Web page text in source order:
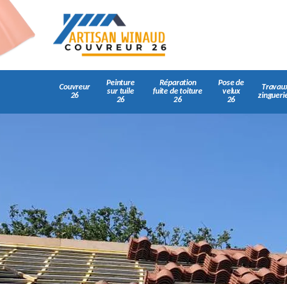
Couvreur
26
Peinture
sur tuile
26
Réparation
fuite de toiture
26
Pose de
velux
26